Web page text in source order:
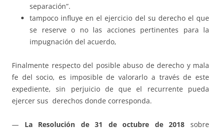
separación”.
tampoco influye en el ejercicio del su derecho el que
se reserve o no las acciones pertinentes para la
impugnación del acuerdo,
Finalmente respecto del posible abuso de derecho y mala
fe del socio, es imposible de valorarlo a través de este
expediente, sin perjuicio de que el recurrente pueda
ejercer sus derechos donde corresponda.
— La Resolución de 31 de octubre de 2018 sobre